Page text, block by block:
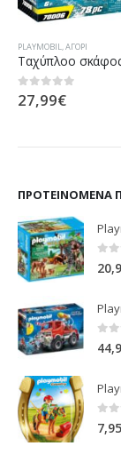
PLAYMOBIL,ΑΓΌΡΙ
0out of 5
27,99€
ΠΡΟΤΕΙΝΌΜΕΝΑ
0
0
0
7,95